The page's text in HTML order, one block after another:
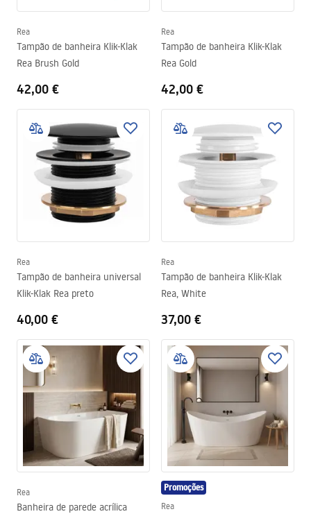
Rea
Tampão de banheira Klik-Klak
Rea Brush Gold
42,00 €
Rea
Tampão de banheira Klik-Klak
Rea Gold
42,00 €
Rea
Tampão de banheira universal
Klik-Klak Rea preto
40,00 €
Rea
Tampão de banheira Klik-Klak
Rea, White
37,00 €
Rea
Banheira de parede acrílica
Promoções
Rea